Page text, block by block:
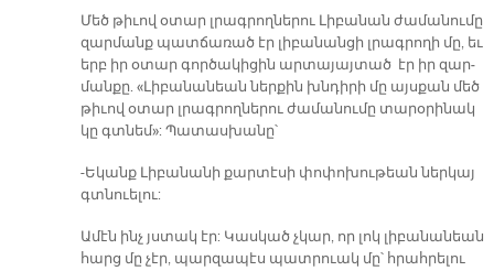
Մեծ թի­ւով օ­տար լրագ­րող­նե­րու Լի­բա­նան ժա­մա­նու­մը
զար­մանք պատ­ճա­ռած էր լի­բա­նան­ցի լրագ­րո­ղի մը, եւ
երբ իր օ­տար գոր­ծա­կի­ցին ար­տա­յայ­տած էր իր զար­
ման­քը. «Լի­բա­նա­նեան ներ­քին խնդի­րի մը այս­քան մեծ
թի­ւով օ­տար լրագ­րող­նե­րու ժա­մա­նու­մը տա­րօ­րի­նակ
կը գտնեմ»: Պա­տաս­խա­նը՝
-Ե­կանք Լի­բա­նա­նի քար­տէ­սի փո­փո­խու­թեան ներ­կայ
գտնուե­լու:
Ա­մէն ինչ յստակ էր: Կաս­կած չկար, որ լոկ լի­բա­նա­նեան
հարց մը չէր, պար­զա­պէս պատ­րուակ մը՝ հրահ­րե­լու